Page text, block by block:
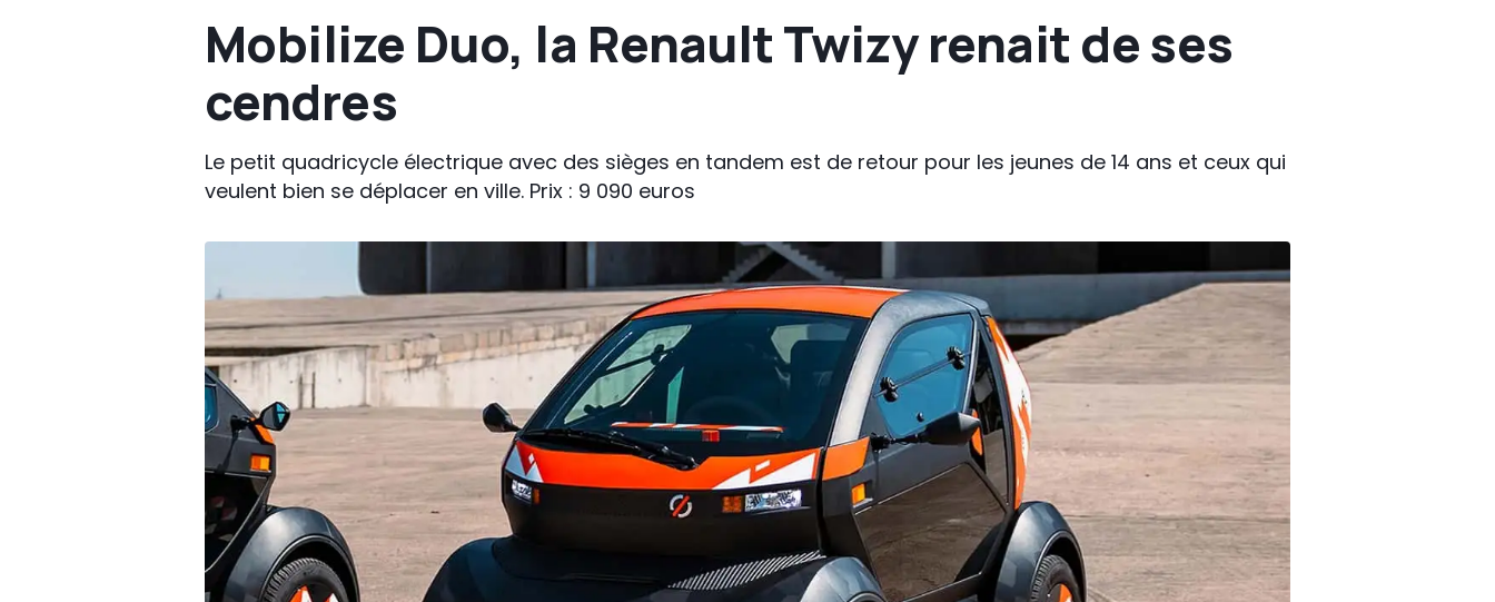
Mobilize Duo, la Renault Twizy renait de ses
cendres
Le petit quadricycle électrique avec des sièges en tandem est de retour pour les jeunes de 14 ans et ceux qui
veulent bien se déplacer en ville. Prix : 9 090 euros